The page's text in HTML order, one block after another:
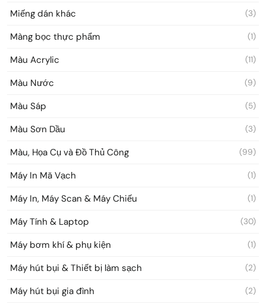
Miếng dán khác (3)
Màng bọc thực phẩm (1)
Màu Acrylic (11)
Màu Nước (9)
Màu Sáp (5)
Màu Sơn Dầu (3)
Màu, Họa Cụ và Đồ Thủ Công (99)
Máy In Mã Vạch (1)
Máy In, Máy Scan & Máy Chiếu (1)
Máy Tính & Laptop (30)
Máy bơm khí & phụ kiện (1)
Máy hút bụi & Thiết bị làm sạch (2)
Máy hút bụi gia đình (2)